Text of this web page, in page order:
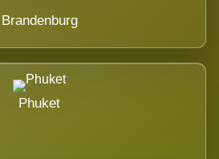
Brandenburg
Phuket